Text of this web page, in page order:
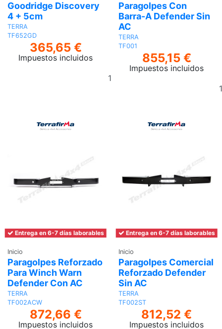
Goodridge Discovery
4 + 5cm
TERRA
TF652GD
365,65 €
Impuestos incluidos
Añadir
Paragolpes Con
Barra-A Defender Sin
AC
TERRA
TF001
855,15 €
Impuestos incluidos
Entrega en 6-7 días laborables
Inicio
Paragolpes Reforzado
Para Winch Warn
Defender Con AC
TERRA
TF002ACW
872,66 €
Impuestos incluidos
Entrega en 6-7 días laborables
Inicio
Paragolpes Comercial
Reforzado Defender
Sin AC
TERRA
TF002ST
812,52 €
Impuestos incluidos